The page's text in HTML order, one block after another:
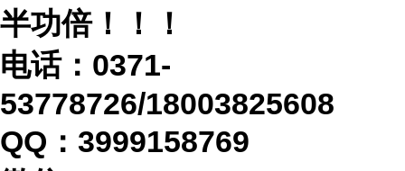
半功倍！！！
电话： 0371-
53778726/18003825608
QQ：3999158769